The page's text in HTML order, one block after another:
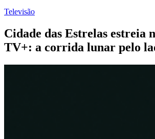
Televisão
Cidade das Estrelas estreia
TV+: a corrida lunar pelo